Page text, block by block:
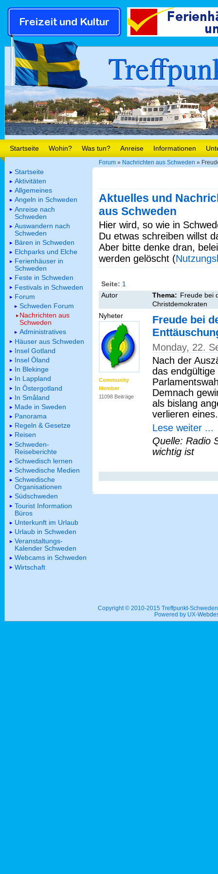
Startseite Wohin? Was tun? Anreise Informationen
Forum » Nachrichten aus Schweden »
Aktuelles und
aus Schweden
Hier wird, so wie in
Du etwas schreiben willst
Aber bitte denke dran,
werden gelöscht (
Seite: 1
Autor
Thema: Freude bei
Christdemokraten
Nyheter
Community
Member
11098 Beiträge
Freude bei
Monday, 22.
Nach der
das
Demnach
als bislang
verlieren eines.
Lese weiter ...
Quelle: Radio
wichtig ist
Startseite
Aktivitäten
Allgemeines
Angeln in Schweden
Anreise nach
Schweden
Auswandern nach
Schweden
Bären in Schweden
Elchparks und Elche
Ferienhäuser in
Schweden
Feste in Schweden
Festivals in Schweden
Forum
Schweden Forum
Nachrichten aus
Schweden
Administratives
Häuser aus Schweden
Insel Gotland
Insel Öland
In Blekinge
In Lappland
In Östergotland
In Småland
Made in Sweden
Panorama
Regeln & Gesetze
Reisen
Schweden-
Reiseberichte
Schwedisch lernen
Schwedische Medien
Schwedische
Organisationen
Südschweden
Tourist Information
Büros
Unterkunft im Urlaub
Urlaub in Schweden
Veranstaltungs-
Kalender Schweden
Webcams in Schweden
Wirtschaft
Copyright © 2010-2015 Treffpunkt-
Powered by UX-